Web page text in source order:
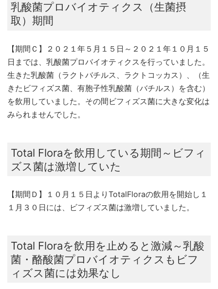
乳酸菌プロバイオティクス（生菌摂
取）期間
【期間Ｃ】２０２１年５月１５日～２０２１年１０月１５
日までは、乳酸菌プロバイオティクスを行っていました。
生きた乳酸菌（ラクトバチルス、ラクトコッカス）、（生
きたビフィズス菌、有胞子性乳酸菌（バチルス）を含む）
を飲用していました。その間ビフィズス菌に大きな変化は
みられませんでした。
Total Floraを飲用している期間～ビフィ
ズス菌は激増していた
【期間Ｄ】１０月１５日よりTotalFloraの飲用を開始し１
１月３０日には、ビフィズス菌は激増していました。
Total Floraを飲用を止めると激減～乳酸
菌・酪酸菌プロバイオティクスもビフ
ィズス菌には効果なし